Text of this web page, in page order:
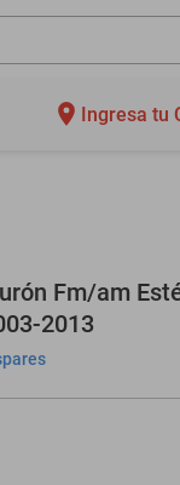
Ingresa tu
Fm/am
2013